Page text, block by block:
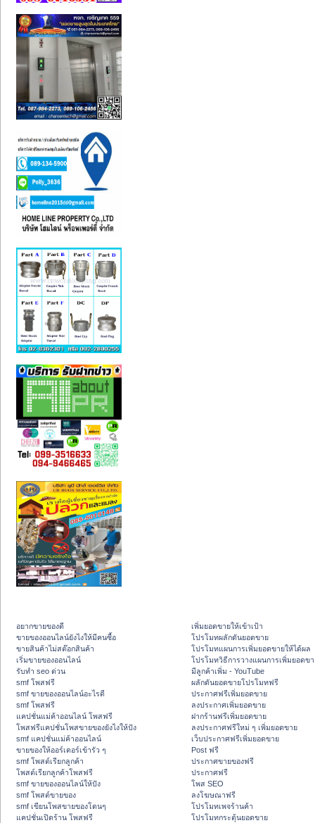
อยากขายของดี
ขายของออนไลน์ยังไงให้มีคนซื้อ
ขายสินค้าไม่สต๊อกสินค้า
เริ่มขายของออนไลน์
รับทำ seo ด่วน
smf โพสฟรี
smf ขายของออนไลน์อะไรดี
smf โพสฟรี
แคปชั่นแม่ค้าออนไลน์ โพสฟรี
โพสฟรีแคปชั่นโพสขายของยังไงให้ปัง
smf แคปชั่นแม่ค้าออนไลน์
ขายของให้ออร์เดอร์เข้ารัว ๆ
smf โพสต์เรียกลูกค้า
โพสต์เรียกลูกค้าโพสฟรี
smf ขายของออนไลน์ให้ปัง
smf โพสต์ขายของ
smf เขียนโพสขายของโดนๆ
แคปชั่นเปิดร้าน โพสฟรี
เพิ่มยอดขายให้เข้าเป้า
โปรโมทผลักดันยอดขาย
โปรโมทแผนการเพิ่มยอดขายให้ได้ผล
โปรโมทวิธีการวางแผนการเพิ่มยอดข
มีลูกค้าเพิ่ม - YouTube
ผลักดันยอดขายโปรโมทฟรี
ประกาศฟรีเพิ่มยอดขาย
ลงประกาศเพิ่มยอดขาย
ฝากร้านฟรีเพิ่มยอดขาย
ลงประกาศฟรีใหม่ ๆ เพิ่มยอดขาย
เว็บประกาศฟรีเพิ่มยอดขาย
Post ฟรี
ประกาศขายของฟรี
ประกาศฟรี
โพส SEO
ลงโฆษณาฟรี
โปรโมทเพจร้านค้า
โปรโมทกระตุ้นยอดขาย